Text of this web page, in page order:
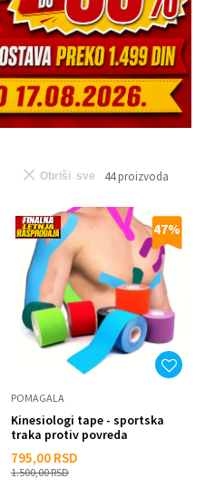
44proizvoda
Obriši sve
47%
POMAGALA
Kinesiologi tape - sportska
traka protiv povreda
795,00 RSD
1.500,00RSD